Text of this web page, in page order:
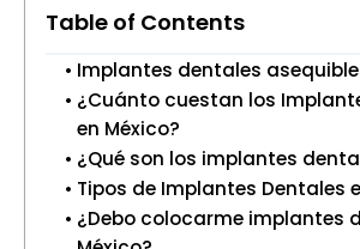
Table of Contents
Implantes dentales
¿Cuánto cuestan los
en México?
¿Qué son los implantes
Tipos de Implantes Dentales
¿Debo colocarme implantes